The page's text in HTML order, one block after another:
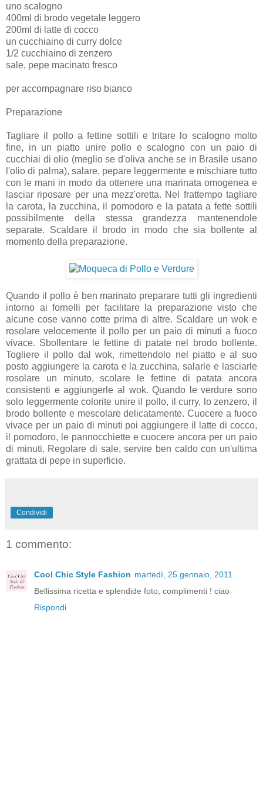
uno scalogno
400ml di brodo vegetale leggero
200ml di latte di cocco
un cucchiaino di curry dolce
1/2 cucchiaino di zenzero
sale, pepe macinato fresco
per accompagnare riso bianco
Preparazione
Tagliare il pollo a fettine sottili e tritare lo scalogno molto
fine, in un piatto unire pollo e scalogno con un paio di
cucchiai di olio (meglio se d'oliva anche se in Brasile usano
l'olio di palma), salare, pepare leggermente e mischiare tutto
con le mani in modo da ottenere una marinata omogenea e
lasciar riposare per una mezz'oretta. Nel frattempo tagliare
la carota, la zucchina, il pomodoro e la patata a fette sottili
possibilmente della stessa grandezza mantenendole
separate. Scaldare il brodo in modo che sia bollente al
momento della preparazione.
Quando il pollo è ben marinato preparare tutti gli ingredienti
intorno ai fornelli per facilitare la preparazione visto che
alcune cose vanno cotte prima di altre. Scaldare un wok e
rosolare velocemente il pollo per un paio di minuti a fuoco
vivace. Sbollentare le fettine di patate nel brodo bollente.
Togliere il pollo dal wok, rimettendolo nel piatto e al suo
posto aggiungere la carota e la zucchina, salarle e lasciarle
rosolare un minuto, scolare le fettine di patata ancora
consistenti e aggiungerle al wok. Quando le verdure sono
solo leggermente colorite unire il pollo, il curry, lo zenzero, il
brodo bollente e mescolare delicatamente. Cuocere a fuoco
vivace per un paio di minuti poi aggiungere il latte di cocco,
il pomodoro, le pannocchiette e cuocere ancora per un paio
di minuti. Regolare di sale, servire ben caldo con un'ultima
grattata di pepe in superficie.
Condividi
1 commento:
Cool Chic Style Fashion martedì, 25 gennaio, 2011
Bellissima ricetta e splendide foto, complimenti ! ciao
Rispondi